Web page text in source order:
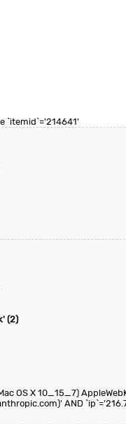
`itemid`='214641'
(2)
OS X 10_15_7)
AND